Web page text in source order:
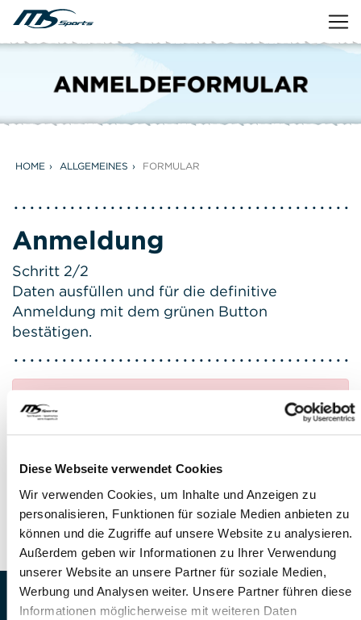
Diese Webseite verwendet Cookies
Wir verwenden Cookies, um Inhalte und Anzeigen zu
personalisieren, Funktionen für soziale Medien anbieten zu
können und die Zugriffe auf unsere Website zu analysieren.
Außerdem geben wir Informationen zu Ihrer Verwendung
unserer Website an unsere Partner für soziale Medien,
Werbung und Analysen weiter. Unsere Partner führen diese
Informationen möglicherweise mit weiteren Daten
HOME ALLGEMEINES FORMULAR
Anmeldung
Schritt 2/2
Daten ausfüllen und für die definitive
Anmeldung mit dem grünen Button
bestätigen.
Anlass gefunden werden
E-Mail: info@mssports.ch
MS Sports AG • Sonnenrain 3b • CH-6221